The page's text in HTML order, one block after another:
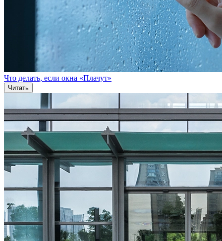
Что делать, если окна «Плачут»
Читать